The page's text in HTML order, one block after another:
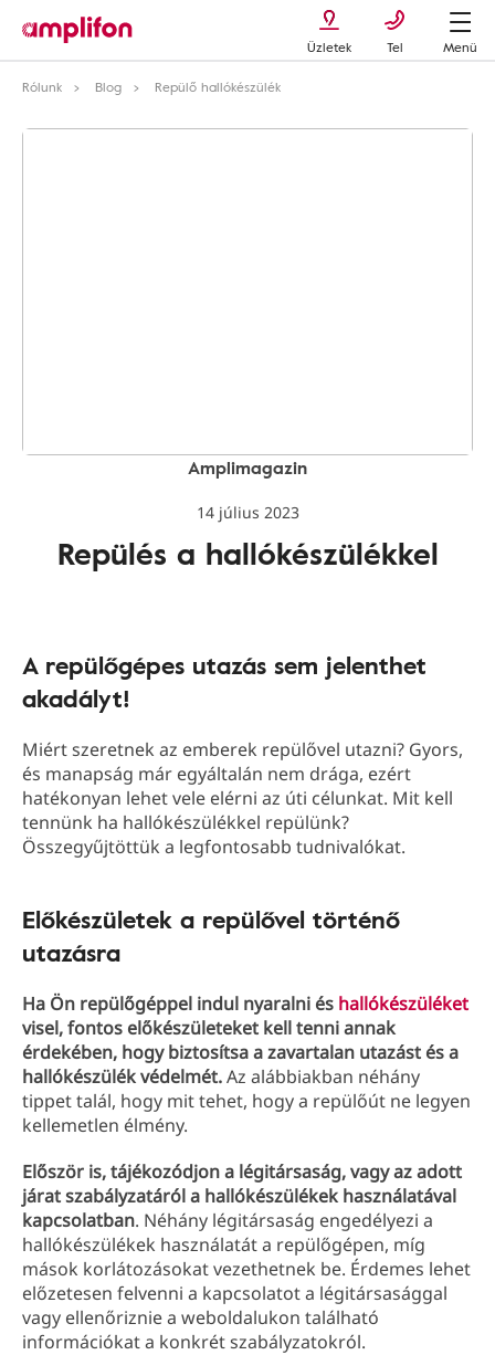
Üzletek Tel
Menü
Rólunk
Blog Repülő hallókészülék
Amplimagazin
14 július 2023
Repülés a hallókészülékkel
A repülőgépes utazás sem jelenthet
akadályt!
Miért szeretnek az emberek repülővel utazni? Gyors,
és manapság már egyáltalán nem drága, ezért
hatékonyan lehet vele elérni az úti célunkat. Mit kell
tennünk ha hallókészülékkel repülünk?
Összegyűjtöttük a legfontosabb tudnivalókat.
Előkészületek a repülővel történő
utazásra
Ha Ön repülőgéppel indul nyaralni és hallókészüléket
visel, fontos előkészületeket kell tenni annak
érdekében, hogy biztosítsa a zavartalan utazást és a
hallókészülék védelmét.Az alábbiakban néhány
tippet talál, hogy mit tehet, hogy a repülőút ne legyen
kellemetlen élmény.
Először is, tájékozódjon a légitársaság, vagy az adott
járat szabályzatáról a hallókészülékek használatával
kapcsolatban. Néhány légitársaság engedélyezi a
hallókészülékek használatát a repülőgépen, míg
mások korlátozásokat vezethetnek be. Érdemes lehet
előzetesen felvenni a kapcsolatot a légitársasággal
vagy ellenőriznie a weboldalukon található
információkat a konkrét szabályzatokról.